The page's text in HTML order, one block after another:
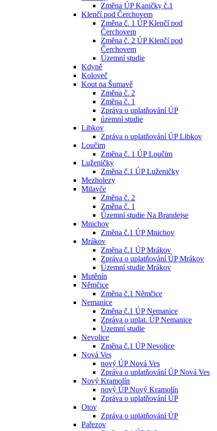
Změna ÚP Kaničky č.1
Klenčí pod Čerchovem
Změna č. 1 ÚP Klenčí pod
Čerchovem
Změna č. 2 ÚP Klenčí pod
Čerchovem
Územní studie
Kdyně
Koloveč
Kout na Šumavě
Změna č. 2
Změna č. 1
Zpráva o uplatňování ÚP
územní studie
Libkov
Zpráva o uplatňování ÚP Libkov
Loučim
Změna č. 1 ÚP Loučim
Luženičky
Změna č.1 ÚP Luženičky
Mezholezy
Milavče
Změna č. 2
Změna č. 1
Územní studie Na Brandejse
Mnichov
Změna č.1 ÚP Mnichov
Mrákov
Změna č.1 ÚP Mrákov
Zpráva o uplatňování ÚP Mrákov
Územní studie Mrákov
Mutěnín
Němčice
Změna č.1 Němčice
Nemanice
Změna č.1 ÚP Nemanice
Zpráva o uplat. ÚP Nemanice
Územní studie
Nevolice
Změna č.1 ÚP Nevolice
Nová Ves
nový ÚP Nová Ves
Zpráva o uplatňování ÚP Nová Ves
Nový Kramolín
nový ÚP Nový Kramolín
Zpráva o uplatňování ÚP
Otov
Zpráva o uplatňování ÚP
Pařezov